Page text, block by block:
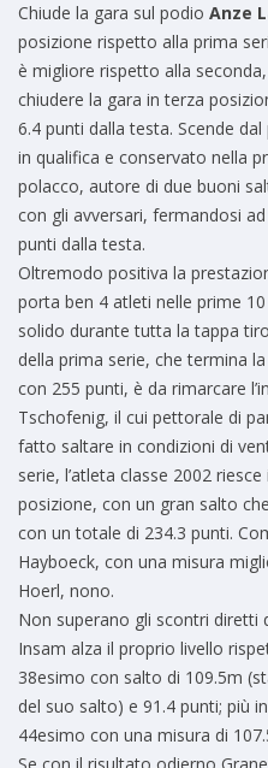
Chiude la gara sul podio Anze
posizione rispetto alla prima
è migliore rispetto alla
chiudere la gara in terza
6.4 punti dalla testa. Scende
in qualifica e conservato nella
polacco, autore di due buoni
con gli avversari, fermandosi
punti dalla testa.
Oltremodo positiva la
porta ben 4 atleti nelle prime
solido durante tutta la tappa
della prima serie, che termina
con 255 punti, è da rimarcare
Tschofenig, il cui pettorale di
fatto saltare in condizioni di
serie, l’atleta classe 2002
posizione, con un gran salto
con un totale di 234.3 punti.
Hayboeck, con una misura
Hoerl, nono.
Non superano gli scontri diretti
Insam alza il proprio livello
38esimo con salto di 109.5m
del suo salto) e 91.4 punti; più
44esimo con una misura di